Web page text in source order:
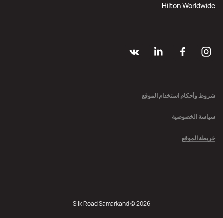
Hilton Worldwide
شروط وأحكام استخدام الموقع
سياسة الخصوصية
خريطة الموقع
Silk Road Samarkand © 2026